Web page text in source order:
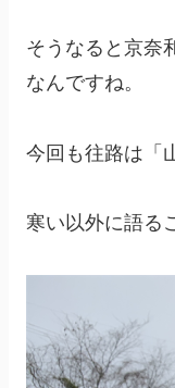
そうなると京奈
なんですね。
今回も往路は「
寒い以外に語る